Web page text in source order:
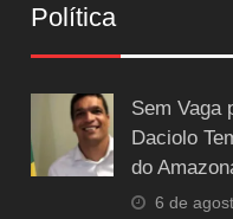
Política
Sem Vaga
Daciolo
do
6 de